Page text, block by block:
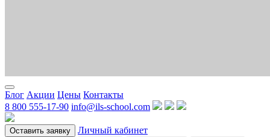
Блог Акции Цены Контакты
8 800 555-17-90 info@ils-school.com
Оставить заявку Личный кабинет